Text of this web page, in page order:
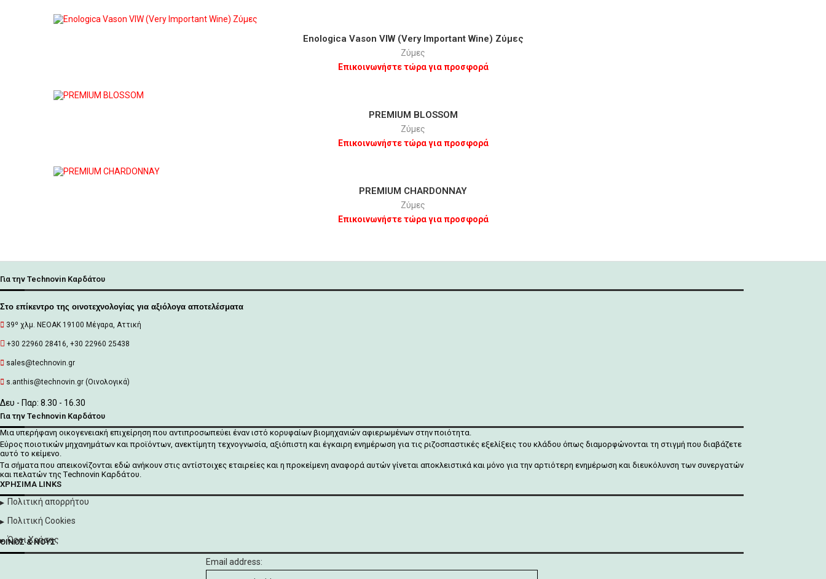
Enologica Vason VIW (Very Important Wine) Ζύμες
Ζύμες
Επικοινωνήστε τώρα για προσφορά
PREMIUM BLOSSOM
Ζύμες
Επικοινωνήστε τώρα για προσφορά
PREMIUM CHARDONNAY
Ζύμες
Επικοινωνήστε τώρα για προσφορά
Για την Technovin Καρδάτου
Στο επίκεντρο της οινοτεχνολογίας για αξιόλογα αποτελέσματα
39º χλμ. ΝΕΟΑΚ 19100 Mέγαρα, Αττική
+30 22960 28416, +30 22960 25438
sales@technovin.gr
s.anthis@technovin.gr (Οινολογικά)
Δευ - Παρ: 8.30 - 16.30
Για την Technovin Καρδάτου
Μια υπερήφανη οικογενειακή επιχείρηση που αντιπροσωπεύει έναν ιστό κορυφαίων βιομηχανιών αφιερωμένων στην ποιότητα.
Εύρος ποιοτικών μηχανημάτων και προϊόντων, ανεκτίμητη τεχνογνωσία, αξιόπιστη και έγκαιρη ενημέρωση για τις ριζοσπαστικές εξελίξεις του κλάδου όπως διαμορφώνονται τη στιγμή που διαβάζετε
αυτό το κείμενο.
Tα σήματα που απεικονίζονται εδώ ανήκουν στις αντίστοιχες εταιρείες και η προκείμενη αναφορά αυτών γίνεται αποκλειστικά και μόνο για την αρτιότερη ενημέρωση και διευκόλυνση των συνεργατών
και πελατών της Τechnovin Kαρδάτου.
ΧΡΉΣΙΜΑ LINKS
Πολιτική απορρήτου
Πολιτική Cookies
Όροι Χρήσης
ΟΊΝΟΣ & ΝΟΥΣ
Email address: